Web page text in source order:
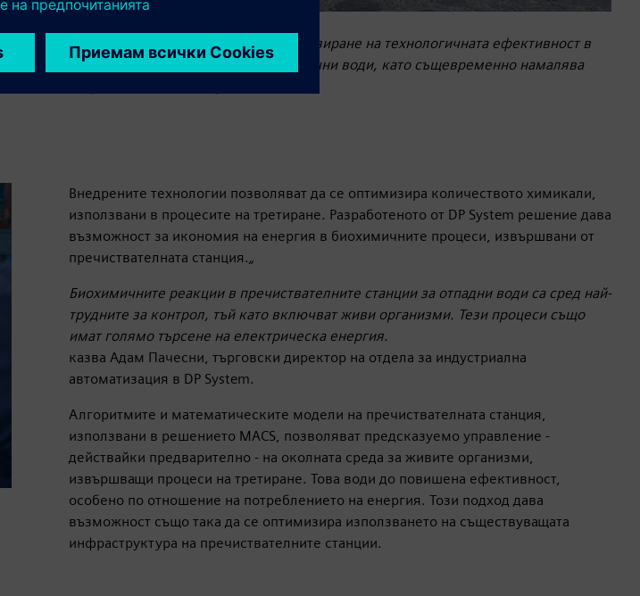
Системата MACS позволява максимизиране на технологичната ефективност в
пречиствателните станции за отпадъчни води, като същевременно намалява
Внедрените технологии позволяват да се оптимизира количеството химикали,
използвани в процесите на третиране. Разработеното от DP System решение дава
възможност за икономия на енергия в биохимичните процеси, извършвани от
пречиствателната станция.„
Биохимичните реакции в пречиствателните станции за отпадни води са сред най-
трудните за контрол, тъй като включват живи организми. Тези процеси също
имат голямо търсене на електрическа енергия.
казва Адам Пачесни, търговски директор на отдела за индустриална
автоматизация в DP System.
Алгоритмите и математическите модели на пречиствателната станция,
използвани в решението MACS, позволяват предсказуемо управление -
действайки предварително - на околната среда за живите организми,
извършващи процеси на третиране. Това води до повишена ефективност,
особено по отношение на потреблението на енергия. Този подход дава
възможност също така да се оптимизира използването на съществуващата
инфраструктура на пречиствателните станции.